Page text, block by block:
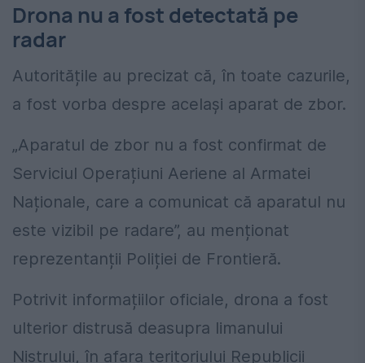
Drona nu a fost detectată pe
radar
Autoritățile au precizat că, în toate cazurile,
a fost vorba despre același aparat de zbor.
„Aparatul de zbor nu a fost confirmat de
Serviciul Operațiuni Aeriene al Armatei
Naționale, care a comunicat că aparatul nu
este vizibil pe radare”, au menționat
reprezentanții Poliției de Frontieră.
Potrivit informațiilor oficiale, drona a fost
ulterior distrusă deasupra limanului
Nistrului, în afara teritoriului Republicii